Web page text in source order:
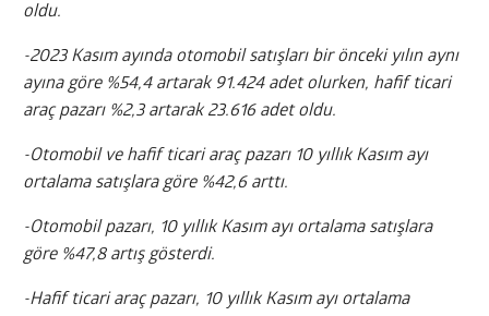
oldu.
-2023 Kasım ayında otomobil satışları bir önceki yılın aynı
ayına göre %54,4 artarak 91.424 adet olurken, hafif ticari
araç pazarı %2,3 artarak 23.616 adet oldu.
-Otomobil ve hafif ticari araç pazarı 10 yıllık Kasım ayı
ortalama satışlara göre %42,6 arttı.
-Otomobil pazarı, 10 yıllık Kasım ayı ortalama satışlara
göre %47,8 artış gösterdi.
-Hafif ticari araç pazarı, 10 yıllık Kasım ayı ortalama